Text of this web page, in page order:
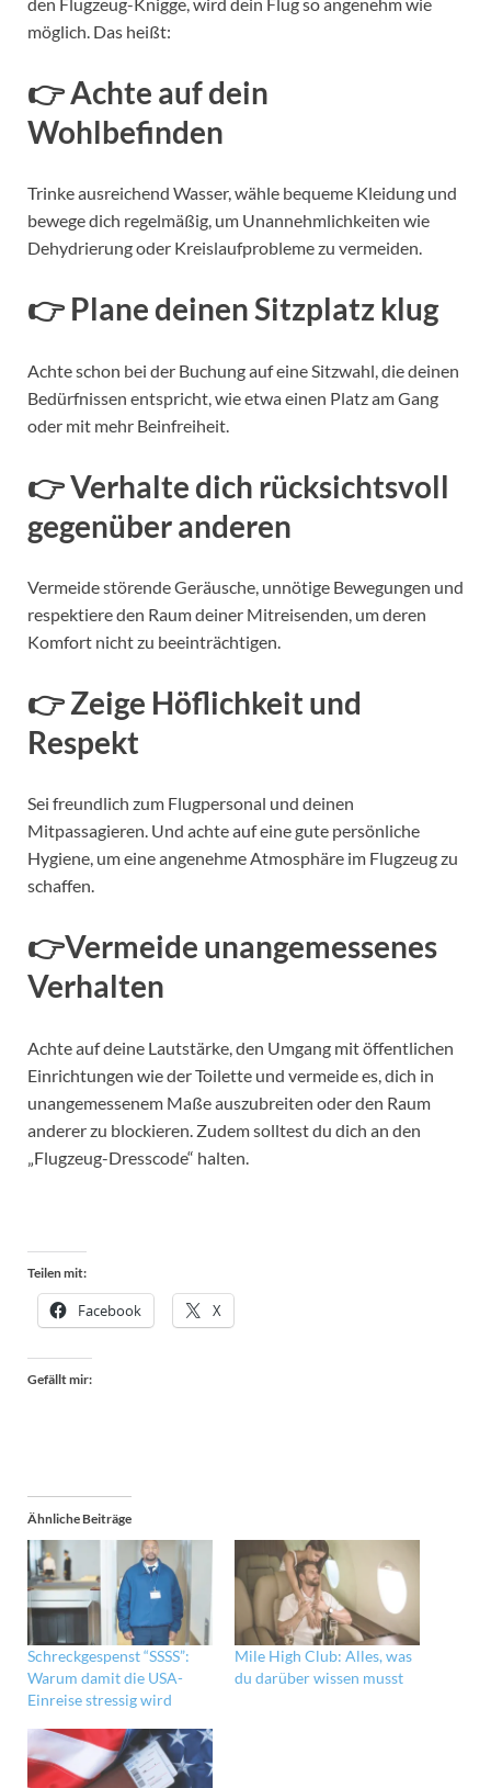
möglich. Das heißt:
👉 Achte auf dein
Wohlbefinden
Trinke ausreichend Wasser, wähle bequeme Kleidung und
bewege dich regelmäßig, um Unannehmlichkeiten wie
Dehydrierung oder Kreislaufprobleme zu vermeiden.
👉 Plane deinen Sitzplatz klug
Achte schon bei der Buchung auf eine Sitzwahl, die deinen
Bedürfnissen entspricht, wie etwa einen Platz am Gang
oder mit mehr Beinfreiheit.
👉 Verhalte dich rücksichtsvoll
gegenüber anderen
Vermeide störende Geräusche, unnötige Bewegungen und
respektiere den Raum deiner Mitreisenden, um deren
Komfort nicht zu beeinträchtigen.
👉 Zeige Höflichkeit und
Respekt
Sei freundlich zum Flugpersonal und deinen
Mitpassagieren. Und achte auf eine gute persönliche
Hygiene, um eine angenehme Atmosphäre im Flugzeug zu
schaffen.
👉Vermeide unangemessenes
Verhalten
Achte auf deine Lautstärke, den Umgang mit öffentlichen
Einrichtungen wie der Toilette und vermeide es, dich in
unangemessenem Maße auszubreiten oder den Raum
anderer zu blockieren. Zudem solltest du dich an den
„Flugzeug-Dresscode“ halten.
Teilen mit:
Facebook X
Gefällt mir:
Ähnliche Beiträge
Schreckgespenst “SSSS”:
Warum damit die USA-
Einreise stressig wird
Mile High Club: Alles, was
du darüber wissen musst